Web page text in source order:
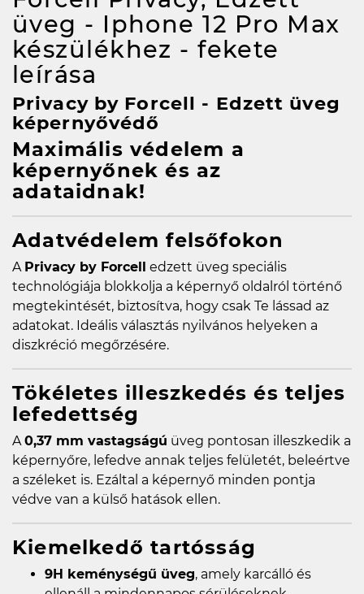
üveg - Iphone 12 Pro Max
készülékhez - fekete
leírása
Privacy by Forcell - Edzett üveg
képernyővédő
Maximális védelem a
képernyőnek és az
adataidnak!
Adatvédelem felsőfokon
A Privacy by Forcell edzett üveg speciális
technológiája blokkolja a képernyő oldalról történő
megtekintését, biztosítva, hogy csak Te lássad az
adatokat. Ideális választás nyilvános helyeken a
diszkréció megőrzésére.
Tökéletes illeszkedés és teljes
lefedettség
A 0,37 mm vastagságú üveg pontosan illeszkedik a
képernyőre, lefedve annak teljes felületét, beleértve
a széleket is. Ezáltal a képernyő minden pontja
védve van a külső hatások ellen.
Kiemelkedő tartósság
9H keménységű üveg, amely karcálló és